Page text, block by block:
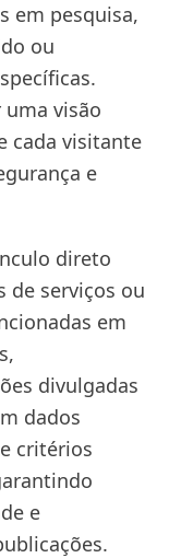
em pesquisa,
ou
uma visão
cada visitante
e
direto
de serviços ou
em
divulgadas
dados
critérios
e